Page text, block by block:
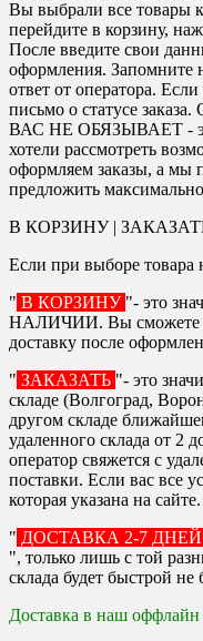
Вы выбрали все товары
перейдите в корзину,
После введите свои
оформления. Запомните
ответ от оператора.
письмо о статусе
ВАС НЕ ОБЯЗЫВАЕТ -
хотели рассмотреть
оформляем заказы, а мы
предложить
В КОРЗИНУ |
Если при выборе товара
" В КОРЗИНУ "- это
НАЛИЧИИ. Вы сможете
доставку после
" ЗАКАЗАТЬ "- это
складе (Волгоград,
другом складе
удаленного склада от 2
оператор свяжется с
поставки. Если вас все
которая указана на сайте.
" ДОСТАВКА 2-7 ДНЕЙ
", только лишь с той
склада будет быстрой не
Доставка в наш оффлайн